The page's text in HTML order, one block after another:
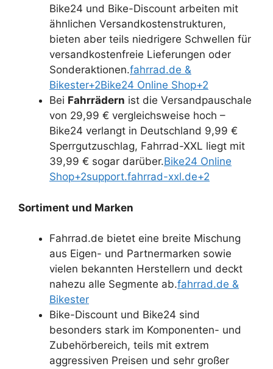
Bike24 und Bike-Discount arbeiten mit
ähnlichen Versandkostenstrukturen,
bieten aber teils niedrigere Schwellen für
versandkostenfreie Lieferungen oder
Sonderaktionen.fahrrad.de &
Bikester+2Bike24 Online Shop+2
Bei Fahrrädern ist die Versandpauschale
von 29,99 € vergleichsweise hoch –
Bike24 verlangt in Deutschland 9,99 €
Sperrgutzuschlag, Fahrrad-XXL liegt mit
39,99 € sogar darüber.Bike24 Online
Shop+2support.fahrrad-xxl.de+2
Sortiment und Marken
Fahrrad.de bietet eine breite Mischung
aus Eigen- und Partnermarken sowie
vielen bekannten Herstellern und deckt
nahezu alle Segmente ab.fahrrad.de &
Bikester
Bike-Discount und Bike24 sind
besonders stark im Komponenten- und
Zubehörbereich, teils mit extrem
aggressiven Preisen und sehr großer